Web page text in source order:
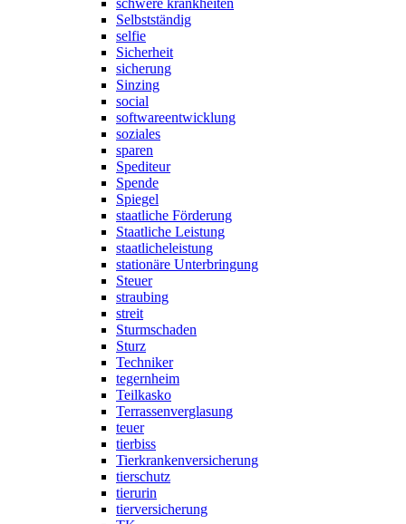
schwere krankheiten
Selbstständig
selfie
Sicherheit
sicherung
Sinzing
social
softwareentwicklung
soziales
sparen
Spediteur
Spende
Spiegel
staatliche Förderung
Staatliche Leistung
staatlicheleistung
stationäre Unterbringung
Steuer
straubing
streit
Sturmschaden
Sturz
Techniker
tegernheim
Teilkasko
Terrassenverglasung
teuer
tierbiss
Tierkrankenversicherung
tierschutz
tierurin
tierversicherung